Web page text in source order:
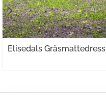
Elisedals Gräsmattedress